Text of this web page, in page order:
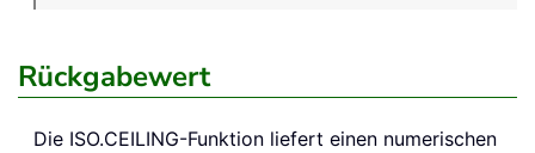
Rückgabewert
Die ISO.CEILING-Funktion liefert einen numerischen